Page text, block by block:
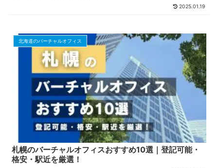
2025.01.19
北海道のバーチャルオフィス
札幌のバーチャルオフィスおすすめ10選｜登記可能・
格安・駅近を厳選！